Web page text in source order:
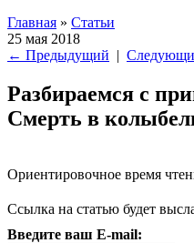
Главная » Статьи
25 мая 2018
← Предыдущий |
Разбираемся с
Смерть в
Ориентировочное время
Ссылка на статью будет
Введите ваш E-mail: